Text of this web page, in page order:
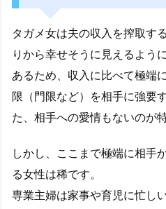
タガメ女は夫の収入を搾取す
りから幸せそうに見えるよう
あるため、収入に比べて極端
限（門限など）を相手に強要
た、相手への愛情もないのが
しかし、ここまで極端に相手
る女性は稀です。
専業主婦は家事や育児に忙し